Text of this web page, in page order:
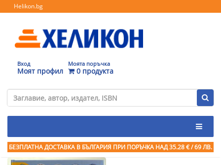
Helikon.bg
Вход
Моят профил
Моята поръчка
0 продукта
БЕЗПЛАТНА ДОСТАВКА В БЪЛГАРИЯ ПРИ ПОРЪЧКА НАД 35.28 € / 69 ЛВ.